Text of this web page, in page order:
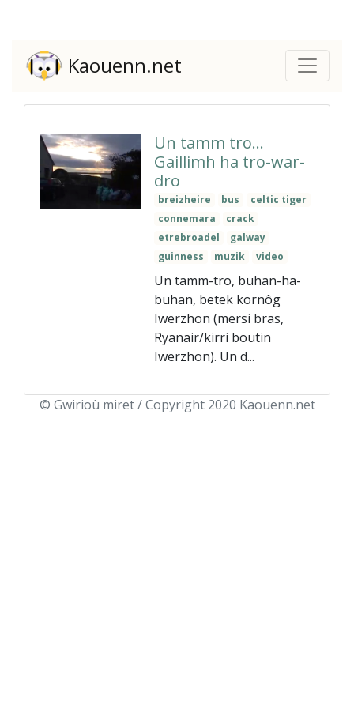
Kaouenn.net
Un tamm tro…
Gaillimh ha tro-war-
dro
breizheire bus
celtic tiger
connemara
crack
etrebroadel
galway
guinness
muzik video
Un tamm-tro, buhan-ha-
buhan, betek kornôg
Iwerzhon (mersi bras,
Ryanair/kirri boutin
Iwerzhon). Un d...
© Gwirioù miret / Copyright 2020 Kaouenn.net